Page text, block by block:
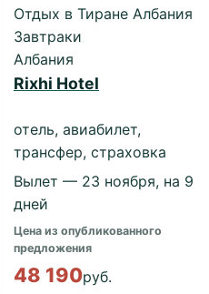
Отдых в Тиране Албания
Завтраки
Албания
Rixhi Hotel
отель, авиабилет,
трансфер, страховка
Вылет — 23 ноября, на 9
дней
Цена из опубликованного
предложения
48 190руб.